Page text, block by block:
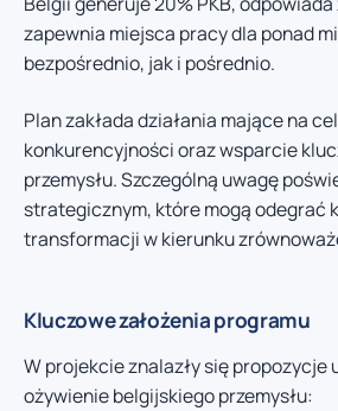
zapewnia miejsca pracy dla ponad
bezpośrednio, jak i pośrednio.
Plan zakłada działania mające na
konkurencyjności oraz wsparcie
przemysłu. Szczególną uwagę
strategicznym, które mogą odegrać
transformacji w kierunku
Kluczowe założenia programu
W projekcie znalazły się propozycje
ożywienie belgijskiego przemysłu: